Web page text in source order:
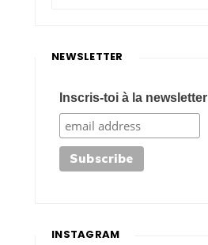
NEWSLETTER
Inscris-toi à la newsletter
INSTAGRAM